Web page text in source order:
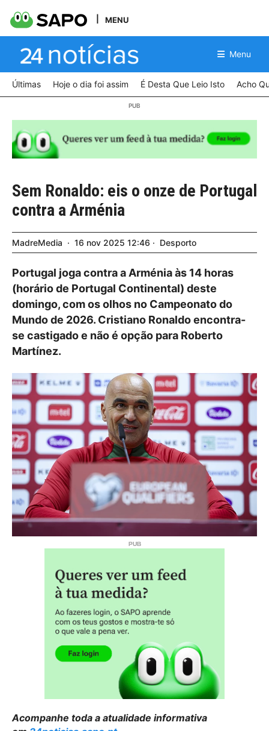
MENU
Menu
Últimas Hoje o dia foi assim É Desta Que Leio Isto Acho
Sem Ronaldo: eis o onze de Portugal
contra a Arménia
MadreMedia 16 nov 2025 12:46 Desporto
Portugal joga contra a Arménia às 14 horas
(horário de Portugal Continental) deste
domingo, com os olhos no Campeonato do
Mundo de 2026. Cristiano Ronaldo encontra-
se castigado e não é opção para Roberto
Martínez.
Acompanhe toda a atualidade informativa